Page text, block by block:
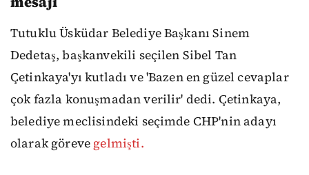
Tutuklu Üsküdar Belediye Başkanı Sinem
Dedetaş, başkanvekili seçilen Sibel Tan
Çetinkaya'yı kutladı ve 'Bazen en güzel cevaplar
çok fazla konuşmadan verilir' dedi. Çetinkaya,
belediye meclisindeki seçimde CHP'nin adayı
olarak göreve gelmişti.